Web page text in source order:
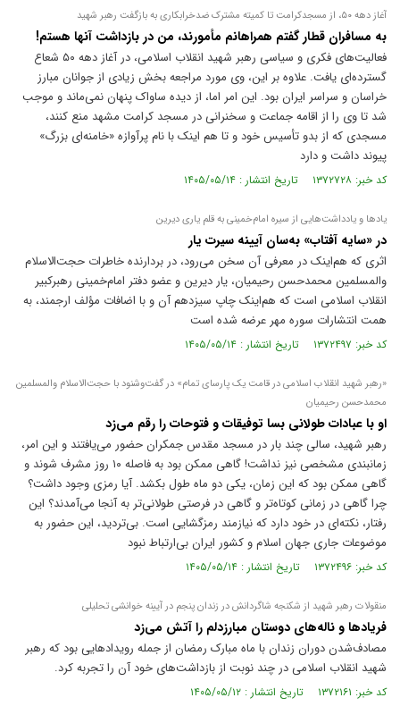
آغاز دهه ۵۰، از مسجدکرامت تا کمیته مشترک ضدخرابکاری به بازگفت رهبر شهید
به مسافران قطار گفتم همراهانم مأمورند، من در بازداشت آنها هستم!
فعالیت‌های فکری و سیاسی رهبر شهید انقلاب اسلامی، در آغاز دهه ۵۰ شعاع
گسترده‌ای یافت. علاوه بر این، وی مورد مراجعه بخش زیادی از جوانان مبارز
خراسان و سراسر ایران بود. این امر اما، از دیده ساواک پنهان نمی‌ماند و موجب
شد تا وی را از اقامه جماعت و سخنرانی در مسجد کرامت مشهد منع کنند،
مسجدی که از بدو تأسیس خود و تا هم اینک با نام پرآوازه «خامنه‌ای بزرگ»
پیوند داشت و دارد
کد خبر: ۱۳۷۲۷۲۸ تاریخ انتشار : ۱۴۰۵/۰۵/۱۴
یاد‌ها و یادداشت‌هایی از سیره امام‌خمینی به قلم یاری دیرین
در «سایه آفتاب» به‌سان آیینه سیرت یار
اثری که هم‌اینک در معرفی آن سخن می‌رود، در بردارنده خاطرات حجت‌الاسلام
والمسلمین محمدحسن رحیمیان، یار دیرین و عضو دفتر امام‌خمینی رهبرکبیر
انقلاب اسلامی است که هم‌اینک چاپ سیزدهم آن و با اضافات مؤلف ارجمند، به
همت انتشارات سوره مهر عرضه شده است
کد خبر: ۱۳۷۲۴۹۷ تاریخ انتشار : ۱۴۰۵/۰۵/۱۴
«رهبر شهید انقلاب اسلامی در قامت یک پارسای تمام» در گفت‌و‌شنود با حجت‌الاسلام والمسلمین
محمدحسن رحیمیان
او با عبادات طولانی بسا توفیقات و فتوحات را رقم می‌زد
رهبر شهید، سالی چند بار در مسجد مقدس جمکران حضور می‌یافتند و این امر،
زمانبندی مشخصی نیز نداشت! گاهی ممکن بود به فاصله ۱۰ روز مشرف شوند و
گاهی ممکن بود که این زمان، یکی دو ماه طول بکشد. آیا رمزی وجود داشت؟
چرا گاهی در زمانی کوتاه‌تر و گاهی در فرصتی طولانی‌تر به آنجا می‌آمدند؟ این
رفتار، نکته‌ای در خود دارد که نیازمند رمزگشایی است. بی‌تردید، این حضور به
موضوعات جاری جهان اسلام و کشور ایران بی‌ارتباط نبود
کد خبر: ۱۳۷۲۴۹۶ تاریخ انتشار : ۱۴۰۵/۰۵/۱۴
منقولات رهبر شهید از شکنجه شاگردانش در زندان پنجم در آیینه خوانشی تحلیلی
فریاد‌ها و ناله‌های دوستان مبارزدلم را آتش می‌زد
مصادف‌شدن دوران زندان با ماه مبارک رمضان از جمله رویداد‌هایی بود که رهبر
شهید انقلاب اسلامی در چند نوبت از بازداشت‌های خود آن را تجربه کرد.
کد خبر: ۱۳۷۲۱۶۱ تاریخ انتشار : ۱۴۰۵/۰۵/۱۲